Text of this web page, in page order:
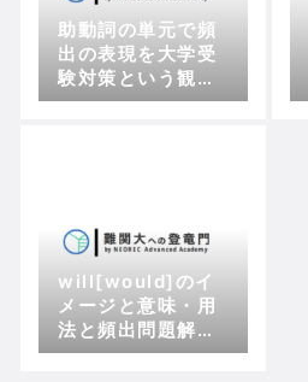
助動詞の単元で頻
出の表現を大学受
験対策という観点
でまとめて解説
will[would]のイ
メージと意味・用
法と頻出問題解説
| 受験英文法対策